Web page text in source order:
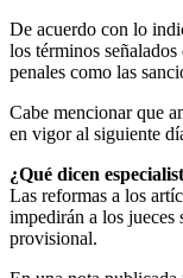
De acuerdo con lo
los términos
penales como las
Cabe mencionar que
en vigor al siguiente
¿Qué dicen
Las reformas a los
impedirán a los jueces
provisional.